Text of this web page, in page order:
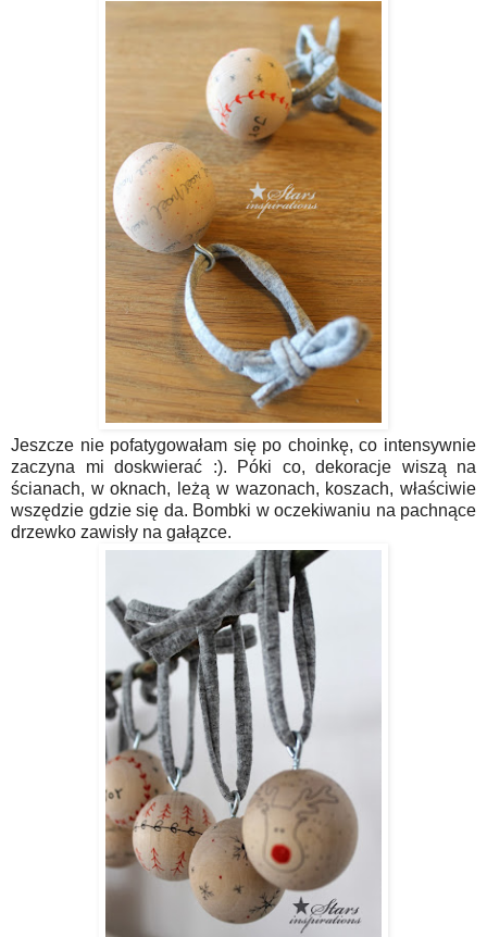
Jeszcze nie pofatygowałam się po choinkę, co intensywnie
zaczyna mi doskwierać :). Póki co, dekoracje wiszą na
ścianach, w oknach, leżą w wazonach, koszach, właściwie
wszędzie gdzie się da. Bombki w oczekiwaniu na pachnące
drzewko zawisły na gałązce.